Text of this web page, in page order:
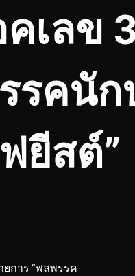
เลข
รคนัก
ยีสต์”
ยการ “พลพรรค